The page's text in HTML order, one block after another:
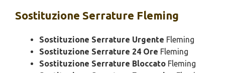
Sostituzione Serrature Fleming
Sostituzione Serrature Urgente Fleming
Sostituzione Serrature 24 Ore Fleming
Sostituzione Serrature Bloccato Fleming